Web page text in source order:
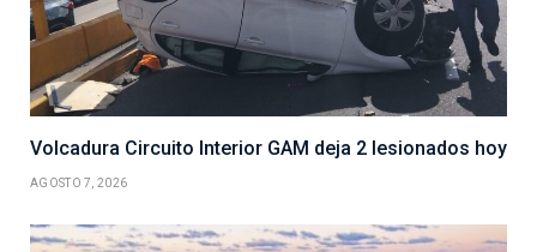
Volcadura Circuito Interior GAM deja 2 lesionados hoy
AGOSTO 7, 2026